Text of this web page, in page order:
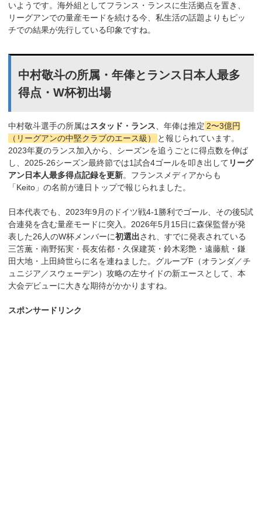
いようです。海外組としてフランス・ランスに生活拠点を置き、
リーグアンでの量産モードを続ける今、私生活の話題よりもピッ
チでの結果が先行している印象ですね。
中村敬斗の所属・年俸とランス日本人最多
得点・W杯初出場
中村敬斗選手の所属はスタッド・ランス、年俸は推定 2〜3億円
（リーグアンの中堅クラブのエース級）
と報じられています。
2023年夏のランス加入から、シーズンを追うごとに得点数を伸ば
し、2025-26シーズン最終節では1試合4ゴールを叩き出して リーグ
アン日本人最多得点記録を更新。フランスメディアからも
「Keito」の名前が連日トップで報じられました。
日本代表でも、2023年9月のドイツ戦4-1勝利でゴール、その後5試
合連発を含む量産モードに突入。2026年5月15日に森保監督が発
表した26人のW杯メンバーに初選出され、すでに発表されている
三笘薫・南野拓実・長友佑都・久保建英・鈴木彩艶・遠藤航・鎌
田大地・上田綺世らに名を連ねました。グループF（オランダ／チ
ュニジア／スウェーデン）攻略の左サイドの新エースとして、本
大会デビューに大きな期待がかかりますね。
スポンサードリンク